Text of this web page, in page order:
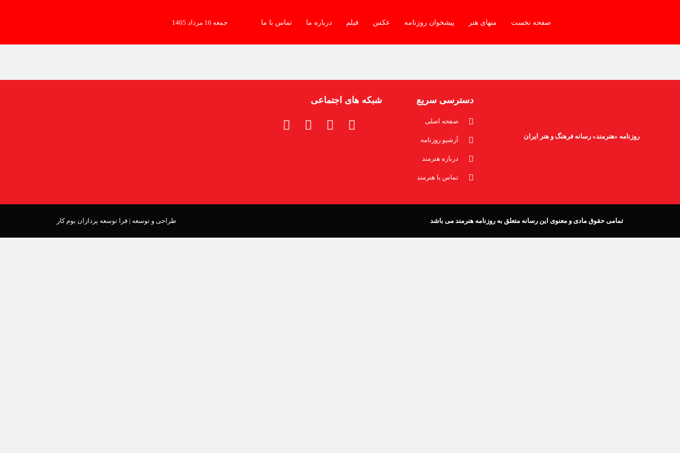
صفحه نخست منهای هنر پیشخوان روزنامه عکس فیلم درباره ما تماس با ما جمعه 16 مرداد 1405 |
روزنامه «هنرمند» رسانه فرهنگ و هنر ایران
دسترسی سریع
صفحه اصلی
آرشیو روزنامه
درباره هنرمند
تماس با هنرمند
شبکه های اجتماعی
تمامی حقوق مادی و معنوی این رسانه متعلق به روزنامه هنرمند می باشد طراحی و توسعه | فرا توسعه پردازان بوم کار